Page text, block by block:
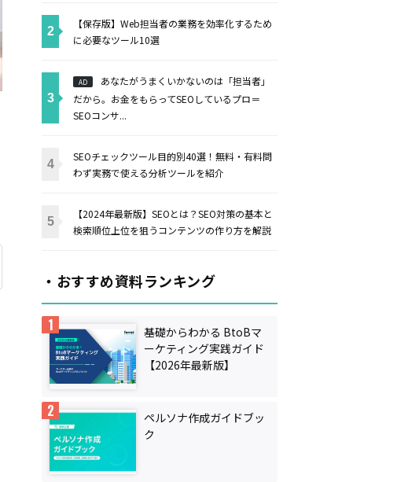
【保存版】Web担当者の業務を効率化するため
に必要なツール10選
AD
あなたがうまくいかないのは「担当者」
だから。お金をもらってSEOしているプロ＝
SEOコンサ...
SEOチェックツール目的別40選！無料・有料問
わず実務で使える分析ツールを紹介
【2024年最新版】SEOとは？SEO対策の基本と
検索順位上位を狙うコンテンツの作り方を解説
・おすすめ資料ランキング
基礎からわかる BtoBマ
ーケティング実践ガイド
【2026年最新版】
ペルソナ作成ガイドブッ
ク